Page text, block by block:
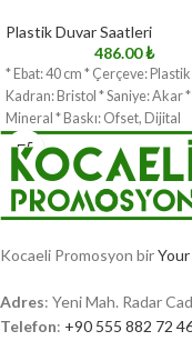
Plastik Duvar Saatleri
486.00₺
* Ebat: 40 cm * Çerçeve:
Kadran: Bristol * Saniye: Akar
Mineral * Baskı: Ofset, Dijital
Kocaeli Promosyon bir
Adres: Yeni Mah. Radar
Telefon: +90 555 882 72